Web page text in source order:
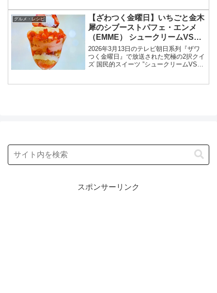
東京駅グランスタ東京の人気弁当ランキ
ングが特集...
グルメ・レシピ
【ざわつく金曜日】いちごと金木
犀のシブーストパフェ・エンメ
（EMME） シュークリームVSい
ちごパフェ究極の2択結果2026年
3月13日
2026年3月13日のテレビ朝日系列『ザワ
つく金曜日』で放送された究極の2択クイ
ズ 国民的スイーツ ”シュークリームVSい
スポンサーリンク